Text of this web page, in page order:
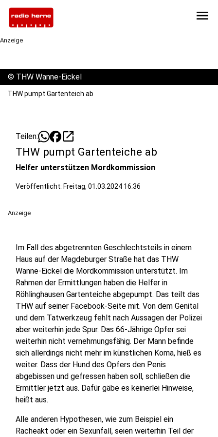
menu
Anzeige
© THW Wanne-Eickel
THW pumpt Gartenteich ab
Teilen: open_in_new
THW pumpt Gartenteiche ab
Helfer unterstützen Mordkommission
Veröffentlicht: Freitag, 01.03.2024 16:36
Anzeige
Im Fall des abgetrennten Geschlechtsteils in einem
Haus auf der Magdeburger Straße hat das THW
Wanne-Eickel die Mordkommission unterstützt. Im
Rahmen der Ermittlungen haben die Helfer in
Röhlinghausen Gartenteiche abgepumpt. Das teilt das
THW auf seiner Facebook-Seite mit. Von dem Genital
und dem Tatwerkzeug fehlt nach Aussagen der Polizei
aber weiterhin jede Spur. Das 66-Jährige Opfer sei
weiterhin nicht vernehmungsfähig. Der Mann befinde
sich allerdings nicht mehr im künstlichen Koma, hieß es
weiter. Dass der Hund des Opfers den Penis
abgebissen und gefressen haben soll, schließen die
Ermittler jetzt aus. Dafür gäbe es keinerlei Hinweise,
heißt aus.
Alle anderen Hypothesen, wie zum Beispiel ein
Racheakt oder ein Sexunfall, seien weiterhin Teil der